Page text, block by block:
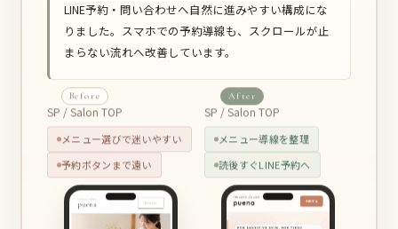
LINE予約・問い合わせへ自然に進みやすい構成にな
りました。スマホでの予約導線も、スクロールが止
まらない流れへ改善しています。
Before
SP / Salon TOP
メニュー選びで迷いやすい
予約ボタンまで遠い
After
SP / Salon TOP
メニュー導線を整理
読後すぐLINE予約へ